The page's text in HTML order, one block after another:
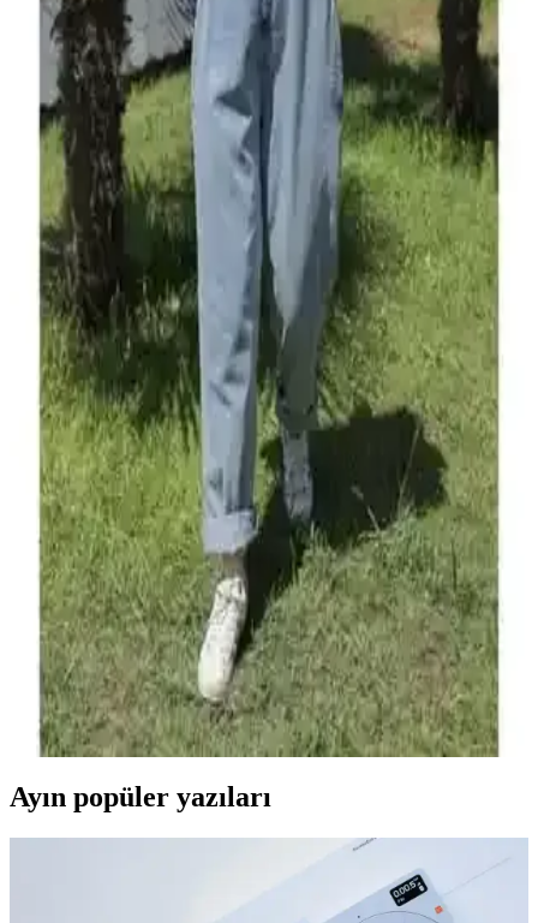
Bernato'nun organik malzemelerle tasarladığı, şık ve konforlu boyun
detaylı fileli vücut çorabı, gece ve özel etkinlikler için ideal,
dayanıklı ve çevre dostu bir seçenek.
Penti Siyah Hamile 40 Denye Külotlu Çorapları
Günlük Konfor ve Şıklık Sunar
Hamilelik döneminde destek ve şıklık sağlayan Penti Siyah 40
Denye Külotlu Çorapları, anatomik tasarımı ve dayanıklılığıyla öne
çıkar, günlük kullanım için ideal bir seçimdir.
Motherway Hamile Kumaş Cigaret Pantolon: Şık ve
Rahat Hamile Giyim Seçeneği
%98 pamuk içeriğiyle nefes alabilen, şık ve rahat hamile pantolonu,
modern anne adaylarının günlük ve iş hayatında tercih edebileceği
ideal bir seçenek sunar.
Alexander Gardi Fitilli Uzun Elbise Günlük Şıklık
ve Konfor Sunan Modern Tasarım
Alexander Gardi'nin fitilli uzun elbisesi, hafif kumaşı ve şık
tasarımıyla günlük kullanım için ideal, rahat ve modern bir seçenek
sunuyor.
Hamilelik Döneminde Şıklık ve Konfor Sunan
Tesettür Hamile Tulumları Seçenekleri
Hamilelikte şıklık ve konforu bir arada sunan tesettür hamile
tulumları, rahat hareket ve modern tasarımlarla kadınların tercihleri
arasında yer alıyor.
Ayın popüler yazıları